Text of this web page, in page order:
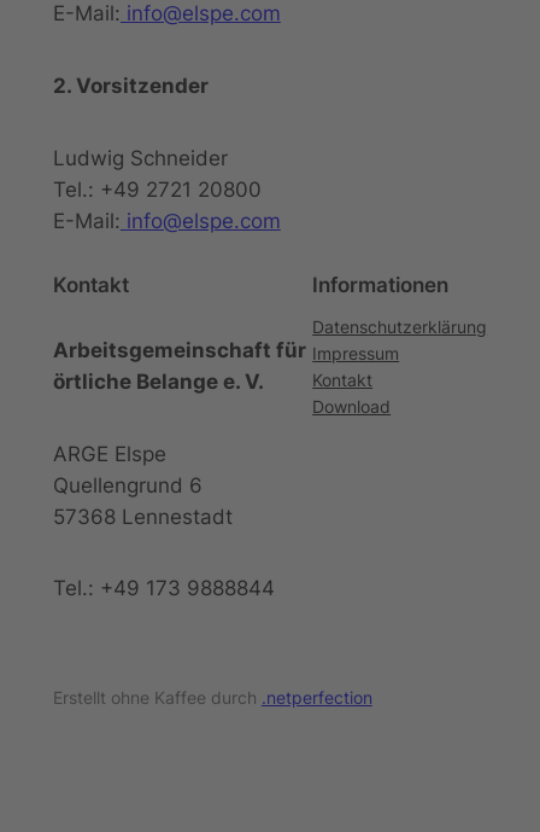
E-Mail: info@elspe.com
2. Vorsitzender
Ludwig Schneider
Tel.: +49 2721 20800
E-Mail: info@elspe.com
Kontakt
Arbeitsgemeinschaft für
örtliche Belange e. V.
ARGE Elspe
Quellengrund 6
57368 Lennestadt
Tel.: +49 173 9888844
Informationen
Datenschutzerklärung
Impressum
Kontakt
Download
Erstellt ohne Kaffee durch .netperfection